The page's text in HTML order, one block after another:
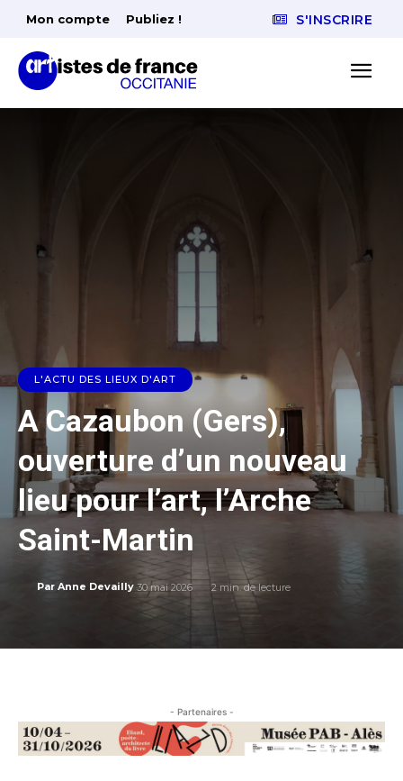
Mon compte Publiez ! S'INSCRIRE
L'ACTU DES LIEUX D'ART
A Cazaubon (Gers),
ouverture d’un nouveau
lieu pour l’art, l’Arche
Saint-Martin
Par Anne Devailly 30 mai 2026 2 min. de lecture
- Partenaires -